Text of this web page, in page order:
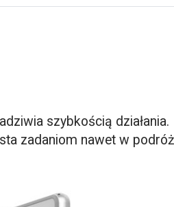
szybkością działania.
zadaniom nawet w